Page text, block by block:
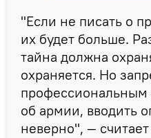
"Если не писать о
их будет больше.
тайна должна
охраняется. Но
профессиональным
об армии, вводить
неверно", —